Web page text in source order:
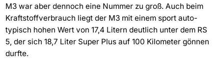
M3 war aber dennoch eine Nummer zu groß. Auch beim
Kraftstoffverbrauch liegt der M3 mit einem sport auto-
typisch hohen Wert von 17,4 Litern deutlich unter dem RS
5, der sich 18,7 Liter Super Plus auf 100 Kilometer gönnen
durfte.